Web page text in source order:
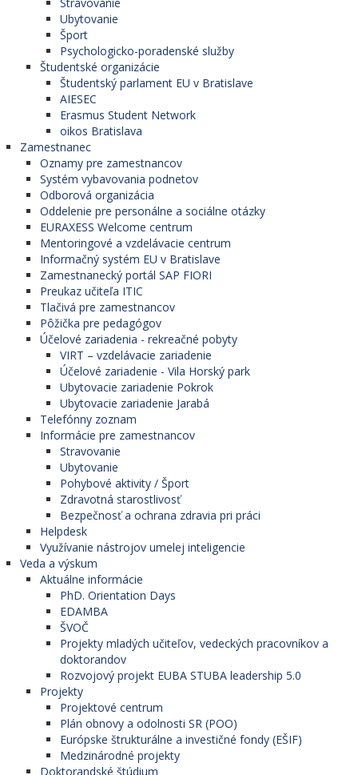
Ubytovanie
Šport
Psychologicko-poradenské služby
Študentské organizácie
Študentský parlament EU v Bratislave
AIESEC
Erasmus Student Network
oikos Bratislava
Zamestnanec
Oznamy pre zamestnancov
Systém vybavovania podnetov
Odborová organizácia
Oddelenie pre personálne a sociálne otázky
EURAXESS Welcome centrum
Mentoringové a vzdelávacie centrum
Informačný systém EU v Bratislave
Zamestnanecký portál SAP FIORI
Preukaz učiteľa ITIC
Tlačivá pre zamestnancov
Pôžička pre pedagógov
Účelové zariadenia - rekreačné pobyty
VIRT – vzdelávacie zariadenie
Účelové zariadenie - Vila Horský park
Ubytovacie zariadenie Pokrok
Ubytovacie zariadenie Jarabá
Telefónny zoznam
Informácie pre zamestnancov
Stravovanie
Ubytovanie
Pohybové aktivity / Šport
Zdravotná starostlivosť
Bezpečnosť a ochrana zdravia pri práci
Helpdesk
Využívanie nástrojov umelej inteligencie
Veda a výskum
Aktuálne informácie
PhD. Orientation Days
EDAMBA
ŠVOČ
Projekty mladých učiteľov, vedeckých pracovníkov a
doktorandov
Rozvojový projekt EUBA STUBA leadership 5.0
Projekty
Projektové centrum
Plán obnovy a odolnosti SR (POO)
Európske štrukturálne a investičné fondy (EŠIF)
Medzinárodné projekty
Doktorandské štúdium